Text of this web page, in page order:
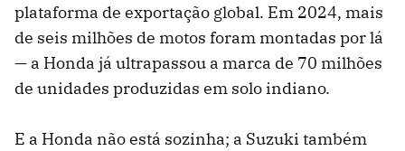
plataforma de exportação global. Em 2024, mais
de seis milhões de motos foram montadas por lá
— a Honda já ultrapassou a marca de 70 milhões
de unidades produzidas em solo indiano.
E a Honda não está sozinha; a Suzuki também